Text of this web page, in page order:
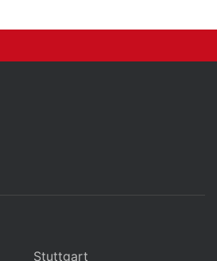
Stuttgart